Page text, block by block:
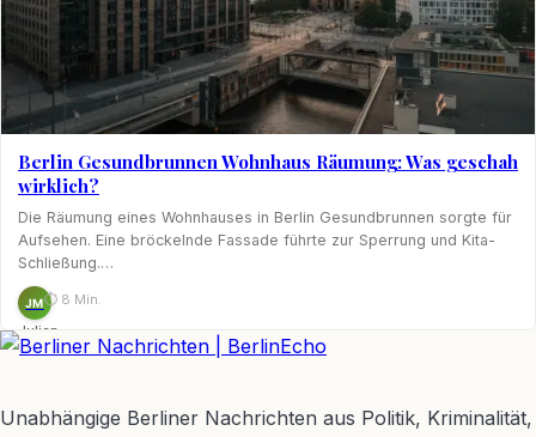
Berlin Gesundbrunnen Wohnhaus Räumung: Was geschah
wirklich?
Die Räumung eines Wohnhauses in Berlin Gesundbrunnen sorgte für
Aufsehen. Eine bröckelnde Fassade führte zur Sperrung und Kita-
Schließung.…
JM
Julian
Möhring
⏱ 8 Min.
Unabhängige Berliner Nachrichten aus Politik, Kriminalität,